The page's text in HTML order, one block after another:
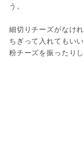
う。
細切りチーズがなけ
ちぎって入れてもい
粉チーズを振ったりし